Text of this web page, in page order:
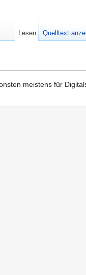
meistens für
Lesen Quelltext